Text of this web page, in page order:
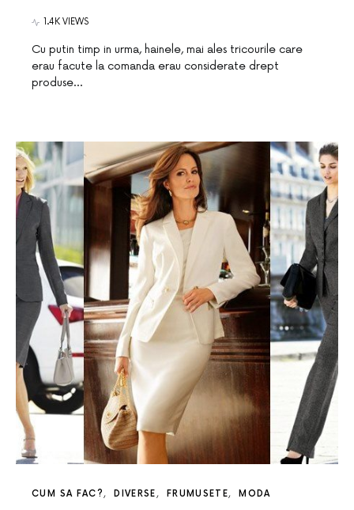
1.4K VIEWS
Cu putin timp in urma, hainele, mai ales tricourile care
erau facute la comanda erau considerate drept
produse…
CUM SA FAC? DIVERSE FRUMUSETE MODA